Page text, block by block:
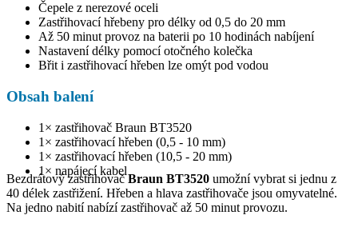
Čepele z nerezové oceli
Zastřihovací hřebeny pro délky od 0,5 do 20 mm
Až 50 minut provoz na baterii po 10 hodinách nabíjení
Nastavení délky pomocí otočného kolečka
Břit i zastřihovací hřeben lze omýt pod vodou
Obsah balení
1× zastřihovač Braun BT3520
1× zastřihovací hřeben (0,5 - 10 mm)
1× zastřihovací hřeben (10,5 - 20 mm)
1× napájecí kabel
Bezdrátový zastřihovačBraun BT3520 umožní vybrat si jednu z
40 délek zastřižení. Hřeben a hlava zastřihovače jsou omyvatelné.
Na jedno nabití nabízí zastřihovač až 50 minut provozu.